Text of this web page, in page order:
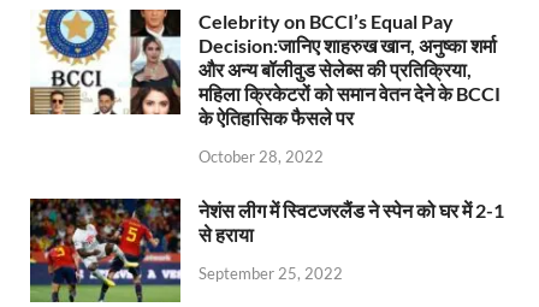
Celebrity on BCCI’s Equal Pay
Decision:जानिए शाहरुख खान, अनुष्का शर्मा
और अन्य बॉलीवुड सेलेब्स की प्रतिक्रिया,
महिला क्रिकेटरों को समान वेतन देने के BCCI
के ऐतिहासिक फैसले पर
October 28, 2022
नेशंस लीग में स्विटजरलैंड ने स्पेन को घर में 2-1
से हराया
September 25, 2022